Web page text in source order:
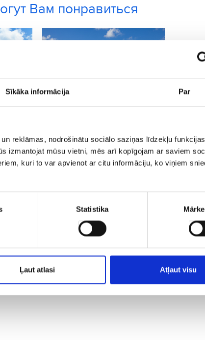
Sīkāka informācija Par
reklāmas, nodrošinātu sociālo saziņas līdzekļu
izmantojat mūsu vietni, mēs arī kopīgojam ar saviem
kuri to var apvienot ar citu informāciju, ko viņiem
Statistika
Ļaut atlasi Atļaut visu
Вам понравиться
ЛАС-ПАЛЬМАС